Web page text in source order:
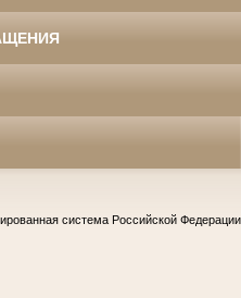
система Российской